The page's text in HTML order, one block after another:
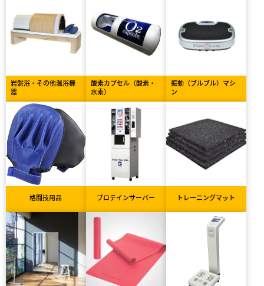
岩盤浴・その他温浴機
器
酸素カプセル（酸素・
水素）
振動（ブルブル）マシ
ン
格闘技用品 プロテインサーバー トレーニングマット